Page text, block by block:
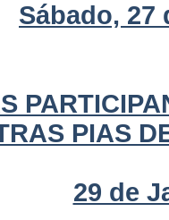
Sábado, 27
PIAS
29 de